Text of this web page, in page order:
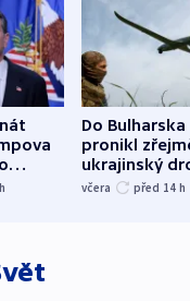
h
Do Bulharska
pronikl
ukrajinský
explodoval
včera před 14 h